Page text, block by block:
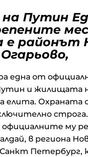
Путин
е районът
Огарьово,
една от
и жилищата
елита. Охраната
му
в региона
Петербург,